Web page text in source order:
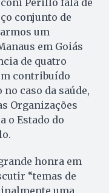
Perillo fala de
conjunto de
um
em Goiás
de quatro
contribuído
caso da saúde,
Organizações
o Estado do
honra em
“temas de